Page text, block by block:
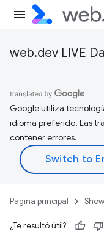
web.dev LIVE
Google utiliza
idioma preferido. Las
contener errores.
Página principal
¿Te resultó útil?